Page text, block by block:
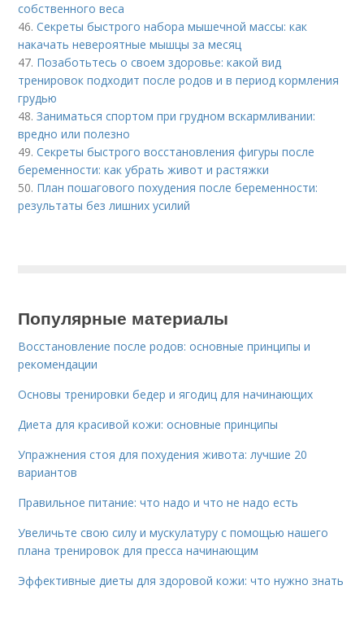
собственного веса
46.Секреты быстрого набора мышечной массы: как
накачать невероятные мышцы за месяц
47. Позаботьтесь о своем здоровье: какой вид
тренировок подходит после родов и в период кормления
грудью
48.Заниматься спортом при грудном вскармливании:
вредно или полезно
49.Секреты быстрого восстановления фигуры после
беременности: как убрать живот и растяжки
50. План пошагового похудения после беременности:
результаты без лишних усилий
Популярные материалы
Восстановление после родов: основные принципы и
рекомендации
Основы тренировки бедер и ягодиц для начинающих
Диета для красивой кожи: основные принципы
Упражнения стоя для похудения живота: лучшие 20
вариантов
Правильное питание: что надо и что не надо есть
Увеличьте свою силу и мускулатуру с помощью нашего
плана тренировок для пресса начинающим
Эффективные диеты для здоровой кожи: что нужно знать